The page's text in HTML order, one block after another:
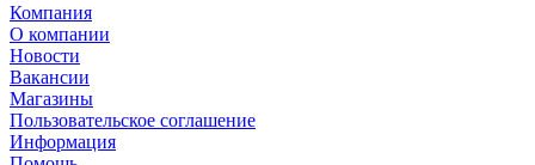
Компания
О компании
Новости
Вакансии
Магазины
Пользовательское соглашение
Информация